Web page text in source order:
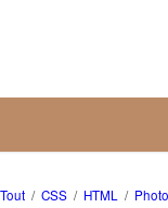
Tout / CSS / HTML /